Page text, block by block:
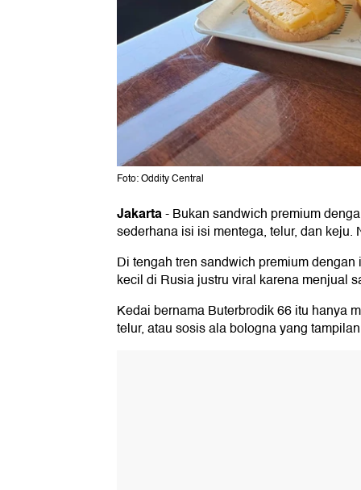
Foto: Oddity Central
Jakarta-Bukan sandwich premium
sederhana isi isi mentega, telur, dan
Di tengah tren sandwich premium
kecil di Rusia justru viral karena menjual
Kedai bernama Buterbrodik 66 itu hanya
telur, atau sosis ala bologna yang